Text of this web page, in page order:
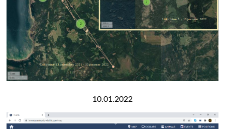
10.01.2022